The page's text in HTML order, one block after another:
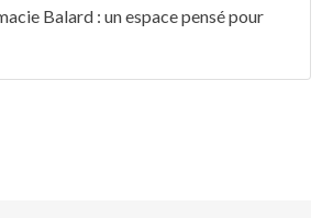
Balard : un espace pensé pour